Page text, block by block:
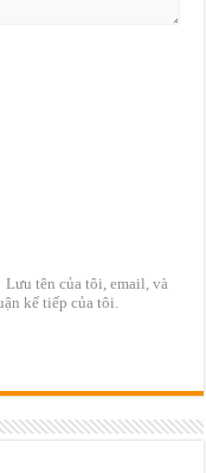
Lưu tên của tôi, email, và
kế tiếp của tôi.